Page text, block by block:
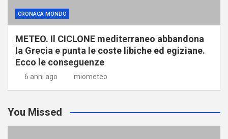
CRONACA MONDO
METEO. Il CICLONE mediterraneo abbandona
la Grecia e punta le coste libiche ed egiziane.
Ecco le conseguenze
6 anni ago miometeo
You Missed